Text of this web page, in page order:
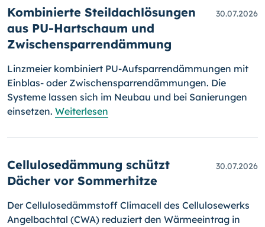
Kombinierte Steildachlösungen
aus PU-Hartschaum und
Zwischensparrendämmung
30.07.2026
Linzmeier kombiniert PU-Aufsparrendämmungen mit
Einblas- oder Zwischensparrendämmungen. Die
Systeme lassen sich im Neubau und bei Sanierungen
einsetzen. Weiterlesen
Cellulosedämmung schützt
Dächer vor Sommerhitze
30.07.2026
Der Cellulosedämmstoff Climacell des Cellulosewerks
Angelbachtal (CWA) reduziert den Wärmeeintrag in